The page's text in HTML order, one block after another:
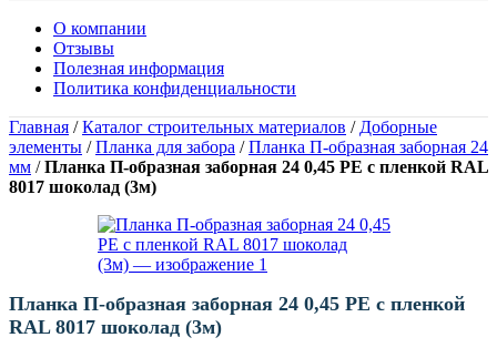
О компании
Отзывы
Полезная информация
Политика конфиденциальности
Главная /Каталог строительных материалов / Доборные
элементы /Планка для забора /Планка П-образная заборная 24
мм /Планка П-образная заборная 24 0,45 PE с пленкой RAL
8017 шоколад (3м)
Планка П-образная заборная 24 0,45 PE с пленкой
RAL 8017 шоколад (3м)